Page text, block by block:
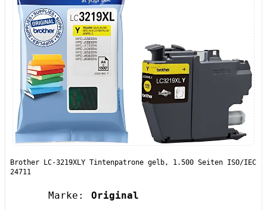
Brother LC-3219XLY Tintenpatrone gelb, 1.500 Seiten ISO/IEC
24711
Marke:
Original